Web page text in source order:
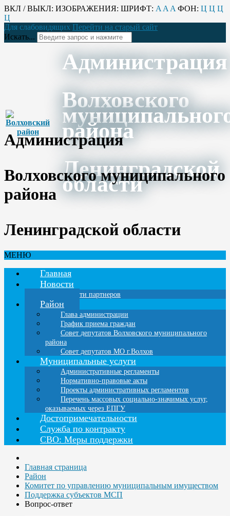
ВКЛ / ВЫКЛ: ИЗОБРАЖЕНИЯ: ШРИФТ: A A A ФОН: Ц Ц Ц
Ц
Для слабовидящих Перейти на старый сайт
Искать...
Администрация
Волховского
района
Ленинградской
области
Администрация
Волховского муниципального
района
Ленинградской области
МЕНЮ
Главная
Новости
Новости партнеров
Район
Глава администрации
График приема граждан
Совет депутатов Волховского муниципального
района
Совет депутатов МО г.Волхов
Муниципальные услуги
Административные регламенты
Нормативно-правовые акты
Проекты административных регламентов
Перечень массовых социально-значимых услуг,
оказываемых через ЕПГУ
Достопримечательности
Служба по контракту
СВО: Меры поддержки
Главная страница
Район
Комитет по управлению муниципальным имуществом
Поддержка субъектов МСП
Вопрос-ответ